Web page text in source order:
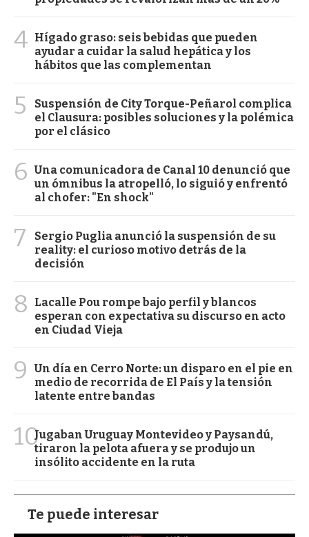
4 Hígado graso: seis bebidas que pueden
ayudar a cuidar la salud hepática y los
hábitos que las complementan
5
Suspensión de City Torque-Peñarol complica
el Clausura: posibles soluciones y la polémica
por el clásico
6 Una comunicadora de Canal 10 denunció que
un ómnibus la atropelló, lo siguió y enfrentó
al chofer: "En shock"
7
Sergio Puglia anunció la suspensión de su
reality: el curioso motivo detrás de la
decisión
8
Lacalle Pou rompe bajo perfil y blancos
esperan con expectativa su discurso en acto
en Ciudad Vieja
9
Un día en Cerro Norte: un disparo en el pie en
medio de recorrida de El País y la tensión
latente entre bandas
10Jugaban Uruguay Montevideo y Paysandú,
tiraron la pelota afuera y se produjo un
insólito accidente en la ruta
Te puede interesar